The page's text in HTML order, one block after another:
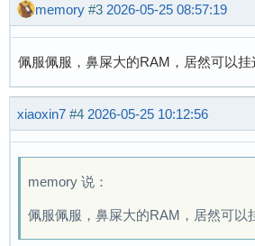
memory #3 2026-05-25 08:57:19
佩服佩服，鼻屎大的RAM，居然可以挂
xiaoxin7 #4 2026-05-25 10:12:56
memory 说：
佩服佩服，鼻屎大的RAM，居然可以